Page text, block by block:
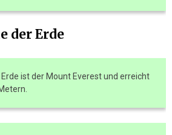
der Erde
ist der Mount Everest und erreicht